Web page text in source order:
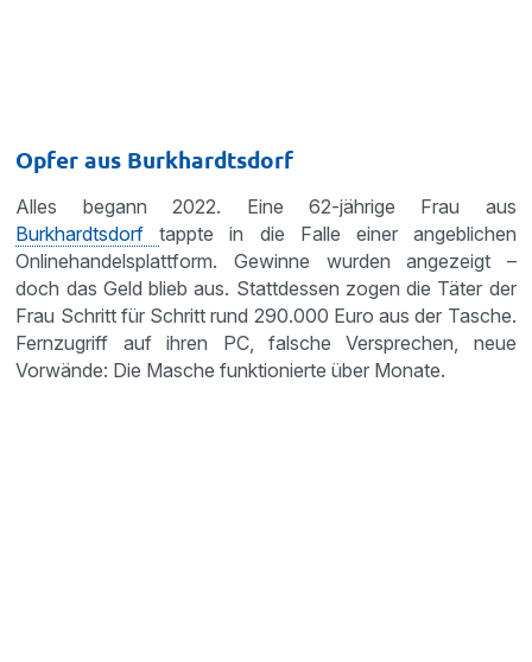
Opfer aus Burkhardtsdorf
Alles begann 2022. Eine 62-jährige Frau aus
Burkhardtsdorftappte in die Falle einer angeblichen
Onlinehandelsplattform. Gewinne wurden angezeigt –
doch das Geld blieb aus. Stattdessen zogen die Täter der
Frau Schritt für Schritt rund 290.000 Euro aus der Tasche.
Fernzugriff auf ihren PC, falsche Versprechen, neue
Vorwände: Die Masche funktionierte über Monate.